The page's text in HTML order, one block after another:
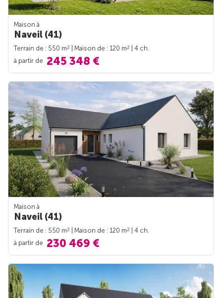
Maison à
Naveil (41)
Terrain de : 550 m2 | Maison de : 120 m2
| 4 ch.
à partir de 245 348 €
Maison à
Naveil (41)
Terrain de : 550 m2 | Maison de : 120 m2
| 4 ch.
à partir de 230 469 €